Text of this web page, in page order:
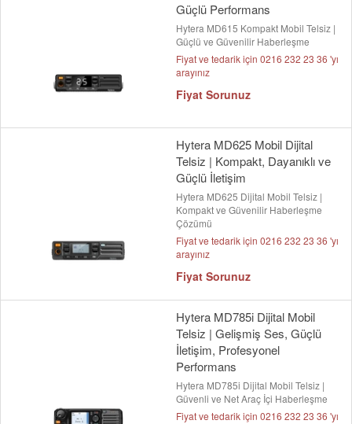
Güçlü Performans
Hytera MD615 Kompakt Mobil Telsiz |
Güçlü ve Güvenilir Haberleşme
Fiyat ve tedarik için 0216 232 23 36 'yı
arayınız
Fiyat Sorunuz
Hytera MD625 Mobil Dijital
Telsiz | Kompakt, Dayanıklı ve
Güçlü İletişim
Hytera MD625 Dijital Mobil Telsiz |
Kompakt ve Güvenilir Haberleşme
Çözümü
Fiyat ve tedarik için 0216 232 23 36 'yı
arayınız
Fiyat Sorunuz
Hytera MD785i Dijital Mobil
Telsiz | Gelişmiş Ses, Güçlü
İletişim, Profesyonel
Performans
Hytera MD785i Dijital Mobil Telsiz |
Güvenli ve Net Araç İçi Haberleşme
Fiyat ve tedarik için 0216 232 23 36 'yı